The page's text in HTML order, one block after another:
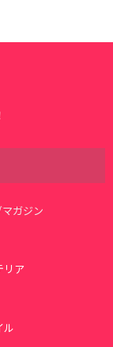
ガジン
リア
ル